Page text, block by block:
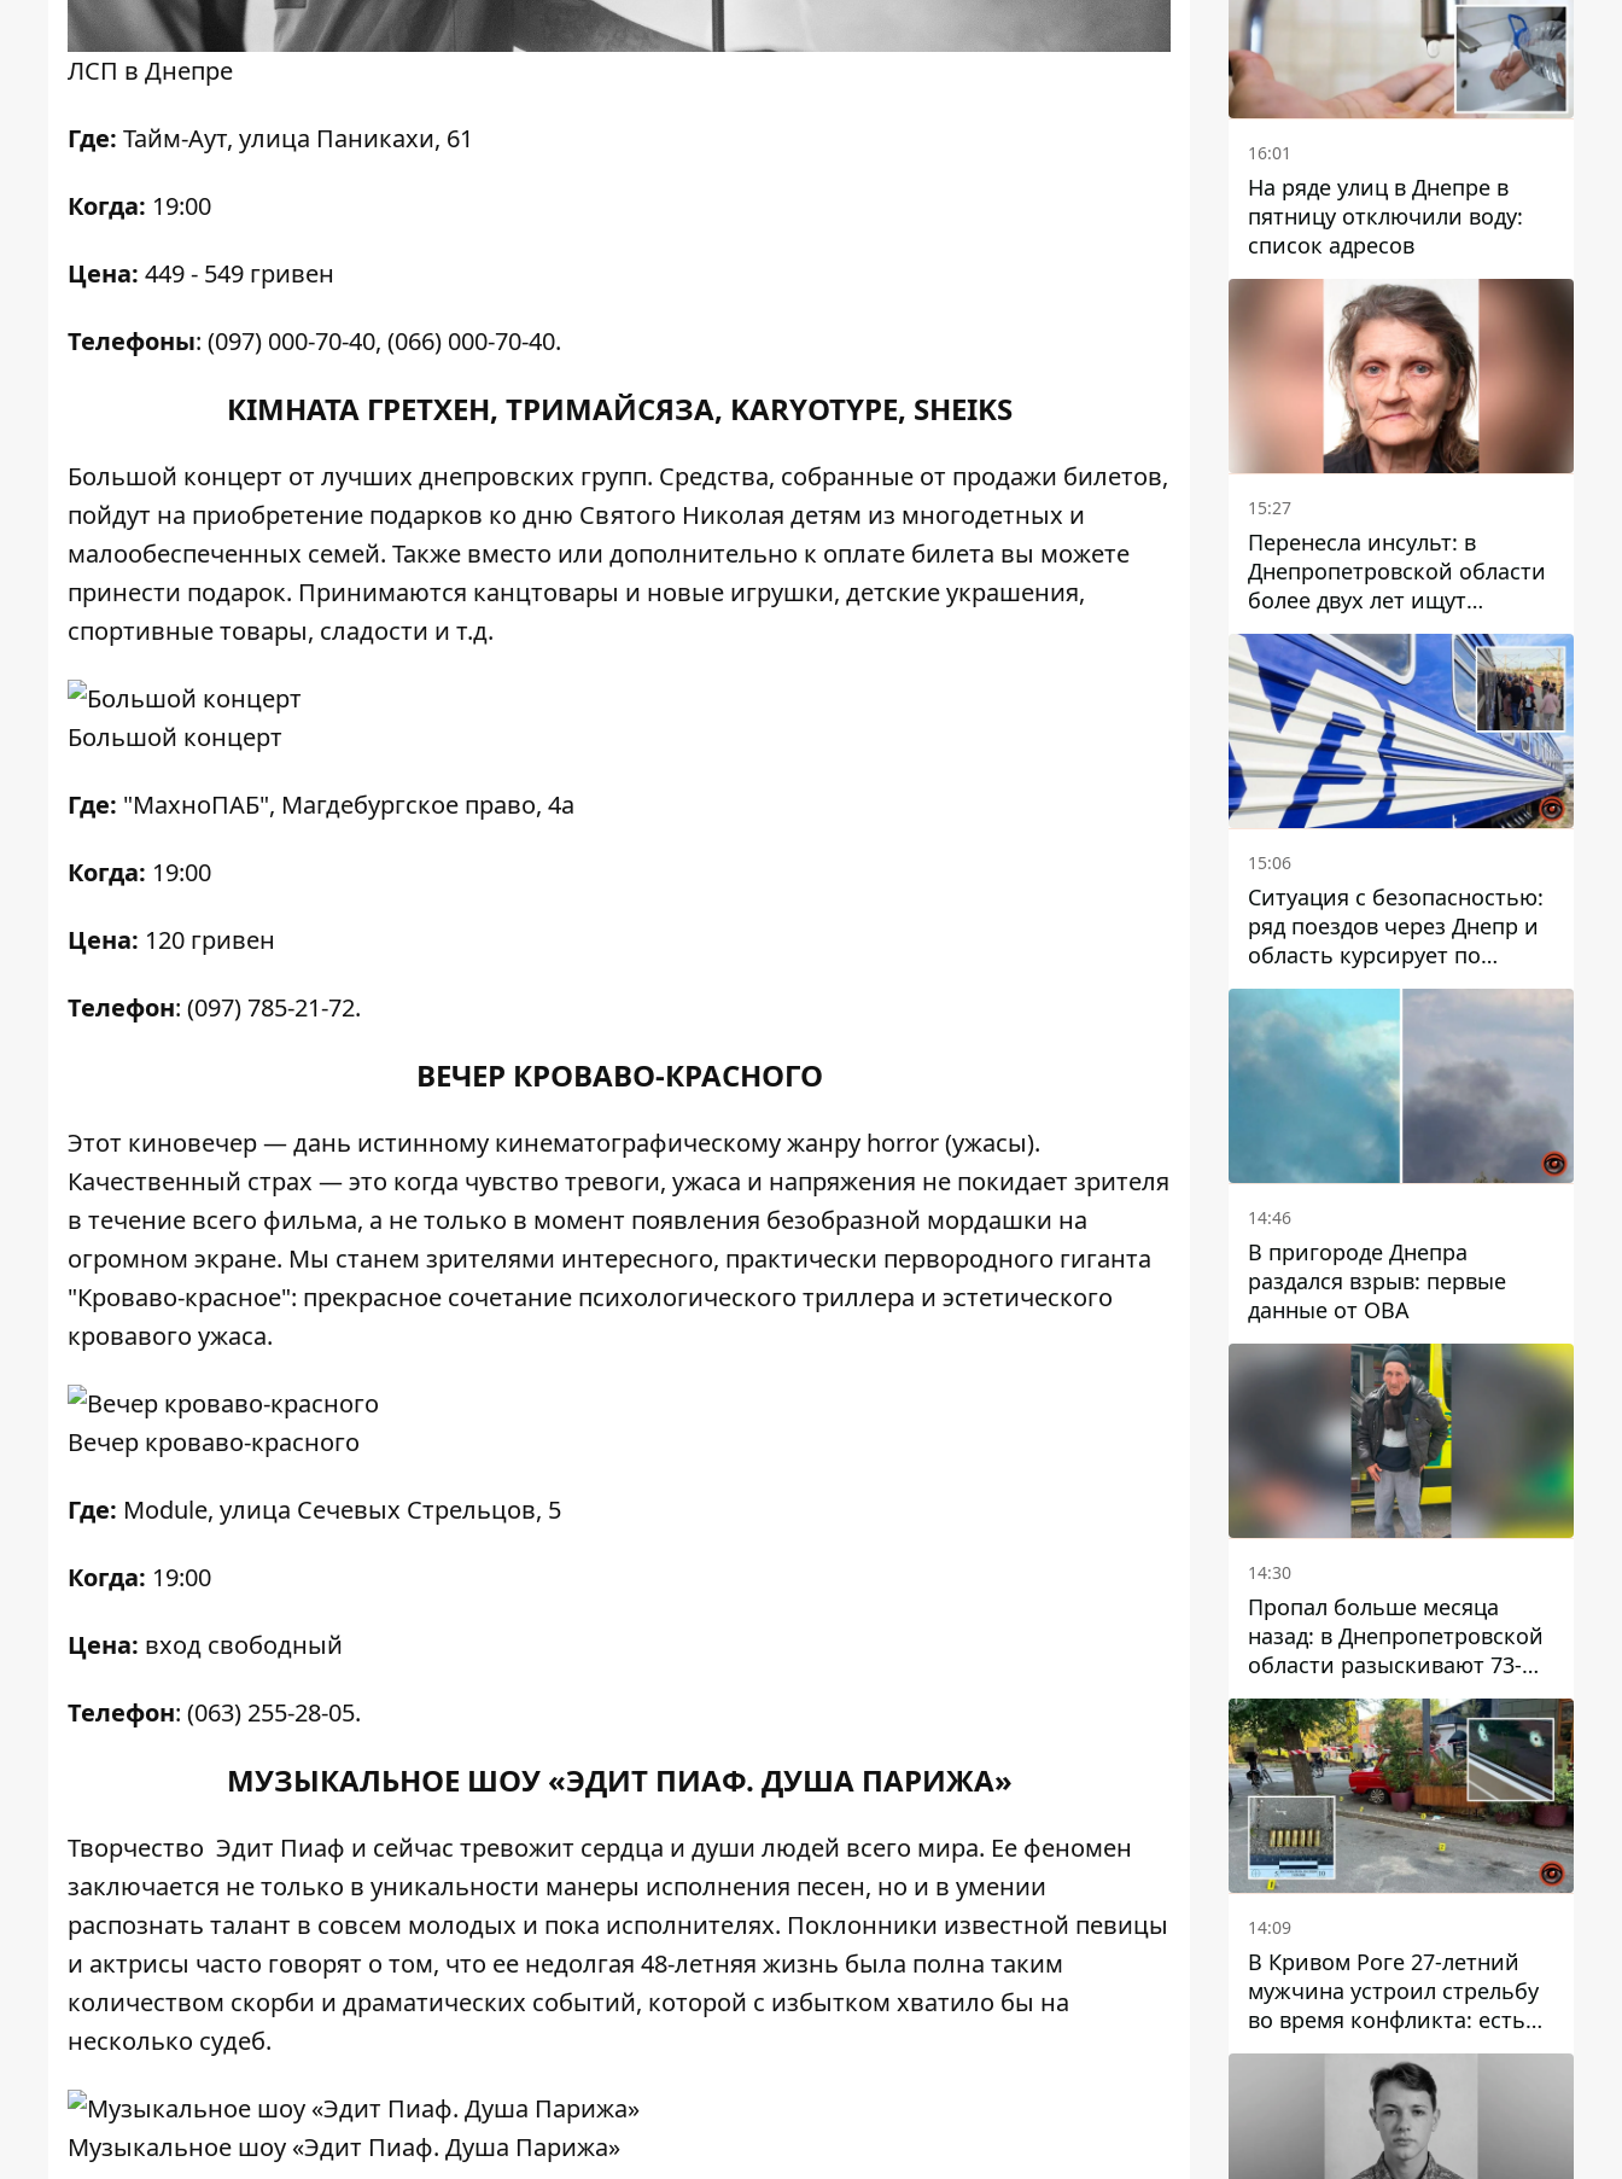
ЛСП в Днепре
Где: Тайм-Аут, улица Паникахи, 61
Когда: 19:00
Цена: 449 - 549 гривен
Телефоны: (097) 000-70-40, (066) 000-70-40.
КІМНАТА ГРЕТХЕН, ТРИМАЙСЯЗA, KARYOTYPE, SHEIKS
Большой концерт от лучших днепровских групп. Средства, собранные от продажи билетов,
пойдут на приобретение подарков ко дню Святого Николая детям из многодетных и
малообеспеченных семей. Также вместо или дополнительно к оплате билета вы можете
принести подарок. Принимаются канцтовары и новые игрушки, детские украшения,
спортивные товары, сладости и т.д.
Большой концерт
Где: "МахноПАБ", Магдебургское право, 4а
Когда: 19:00
Цена: 120 гривен
Телефон: (097) 785-21-72.
ВЕЧЕР КРОВАВО-КРАСНОГО
Этот киновечер — дань истинному кинематографическому жанру horror (ужасы).
Качественный страх — это когда чувство тревоги, ужаса и напряжения не покидает зрителя
в течение всего фильма, а не только в момент появления безобразной мордашки на
огромном экране. Мы станем зрителями интересного, практически первородного гиганта
"Кроваво-красное": прекрасное сочетание психологического триллера и эстетического
кровавого ужаса.
Вечер кроваво-красного
Где: Module, улица Сечевых Стрельцов, 5
Когда: 19:00
Цена: вход свободный
Телефон: (063) 255-28-05.
МУЗЫКАЛЬНОЕ ШОУ «ЭДИТ ПИАФ. ДУША ПАРИЖА»
Творчество Эдит Пиаф и сейчас тревожит сердца и души людей всего мира. Ее феномен
заключается не только в уникальности манеры исполнения песен, но и в умении
распознать талант в совсем молодых и пока исполнителях. Поклонники известной певицы
и актрисы часто говорят о том, что ее недолгая 48-летняя жизнь была полна таким
количеством скорби и драматических событий, которой с избытком хватило бы на
несколько судеб.
Музыкальное шоу «Эдит Пиаф. Душа Парижа»
16:01
На ряде улиц в Днепре в
пятницу отключили воду:
список адресов
15:27
Перенесла инсульт: в
Днепропетровской области
более двух лет ищут
пропавшую женщину
15:06
Ситуация с безопасностью:
ряд поездов через Днепр и
область курсирует по
измененному маршруту, а
часть пути заменили
автобусами и электричками
14:46
В пригороде Днепра
раздался взрыв: первые
данные от ОВА
14:30
Пропал больше месяца
назад: в Днепропетровской
области разыскивают 73-
летнего мужчину
14:09
В Кривом Роге 27-летний
мужчина устроил стрельбу
во время конфликта: есть
раненый